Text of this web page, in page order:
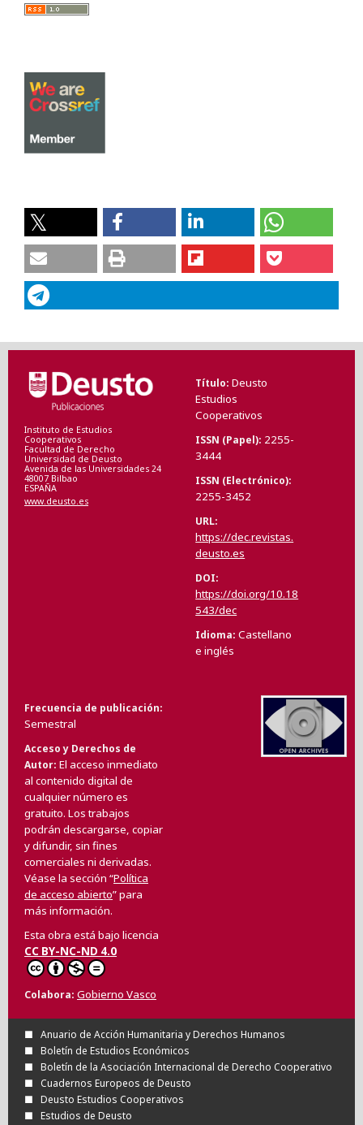
Instituto de Estudios
Cooperativos
Facultad de Derecho
Universidad de Deusto
Avenida de las Universidades 24
48007 Bilbao
ESPAÑA
www.deusto.es
Título Deusto
Estudios
Cooperativos
ISSN (Papel) 2255-
3444
ISSN (Electrónico)
2255-3452
URL
https://dec.revistas.
deusto.es
DOI
https://doi.org/10.18
543/dec
Idioma Castellano
e inglés
Frecuencia de publicación
Semestral
Acceso y Derechos de
Autor El acceso inmediato
al contenido digital de
cualquier número es
gratuito. Los trabajos
podrán descargarse, copiar
y difundir, sin fines
comerciales ni derivadas.
Véase la sección “Política
de acceso abierto” para
más información.
Esta obra está bajo licencia
CC BY-NC-ND 4.0
Colabora Gobierno Vasco
Anuario de Acción Humanitaria y Derechos Humanos
Boletín de Estudios Económicos
Boletín de la Asociación Internacional de Derecho Cooperativo
Cuadernos Europeos de Deusto
Deusto Estudios Cooperativos
Estudios de Deusto